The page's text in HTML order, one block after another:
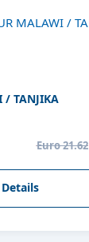
/ TANJIKA
Euro 21.62
Details